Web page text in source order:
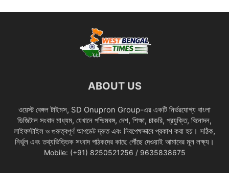
ABOUT US
ওয়েস্ট বেঙ্গল টাইমস, SD Onupron Group-এর একটি নির্ভরযোগ্য বাংলা
ডিজিটাল সংবাদ মাধ্যম, যেখানে পশ্চিমবঙ্গ, দেশ, শিক্ষা, চাকরি, প্রযুক্তি, বিনোদন,
লাইফস্টাইল ও গুরুত্বপূর্ণ আপডেট দ্রুত এবং নিরপেক্ষভাবে প্রকাশ করা হয়। সঠিক,
নির্ভুল এবং তথ্যভিত্তিক সংবাদ পাঠকদের কাছে পৌঁছে দেওয়াই আমাদের মূল লক্ষ্য।
Mobile: (+91) 8250521256 / 9635838675